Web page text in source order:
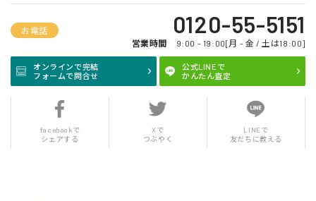
お電話 0120-55-5151
営業時間 9:00 - 19:00[月 - 金 / 土は18:00]
オンラインで完結
フォームで問合せ
公式LINEで
かんたん査定
facebookで
シェアする
Xで
つぶやく
LINEで
友だちに教える